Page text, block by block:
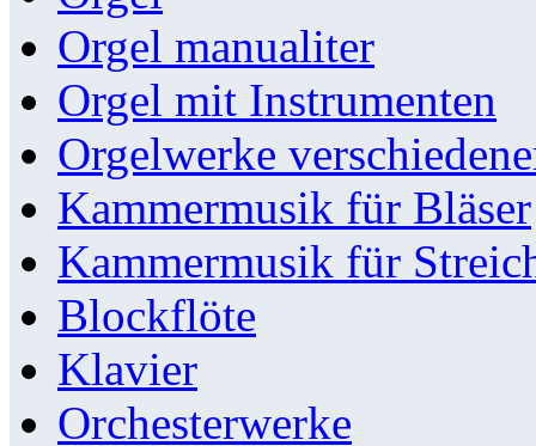
Orgel manualiter
Orgel mit Instrumenten
Orgelwerke
Kammermusik für Bläser
Kammermusik für
Blockflöte
Klavier
Orchesterwerke